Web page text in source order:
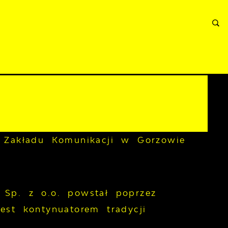
Komunikacji w Gorzowie
Sp. z o.o. powstał poprzez
kontynuatorem tradycji